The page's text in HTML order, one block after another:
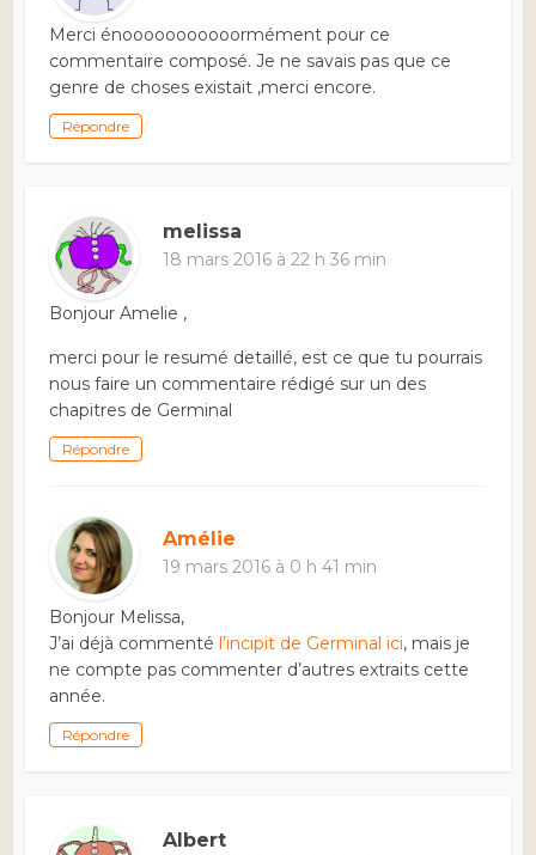
Merci énooooooooooormément pour ce
commentaire composé. Je ne savais pas que ce
genre de choses existait ,merci encore.
Répondre
melissa
18 mars 2016 à 22 h 36 min
Bonjour Amelie ,
merci pour le resumé detaillé, est ce que tu pourrais
nous faire un commentaire rédigé sur un des
chapitres de Germinal
Répondre
Amélie
19 mars 2016 à 0 h 41 min
Bonjour Melissa,
J’ai déjà commentél’incipit de Germinal ici, mais je
ne compte pas commenter d’autres extraits cette
année.
Répondre
Albert